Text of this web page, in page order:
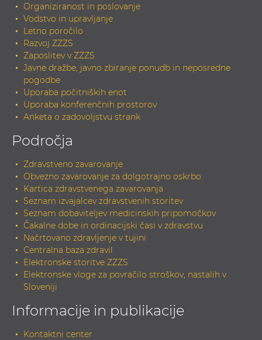
Organiziranost in poslovanje
Vodstvo in upravljanje
Letno poročilo
Razvoj ZZZS
Zaposlitev v ZZZS
Javne dražbe, javno zbiranje ponudb in neposredne
pogodbe
Uporaba počitniških enot
Uporaba konferenčnih prostorov
Anketa o zadovoljstvu strank
Področja
Zdravstveno zavarovanje
Obvezno zavarovanje za dolgotrajno oskrbo
Kartica zdravstvenega zavarovanja
Seznam izvajalcev zdravstvenih storitev
Seznam dobaviteljev medicinskih pripomočkov
Čakalne dobe in ordinacijski časi v zdravstvu
Načrtovano zdravljenje v tujini
Centralna baza zdravil
Elektronske storitve ZZZS
Elektronske vloge za povračilo stroškov, nastalih v
Sloveniji
Informacije in publikacije
Kontaktni center